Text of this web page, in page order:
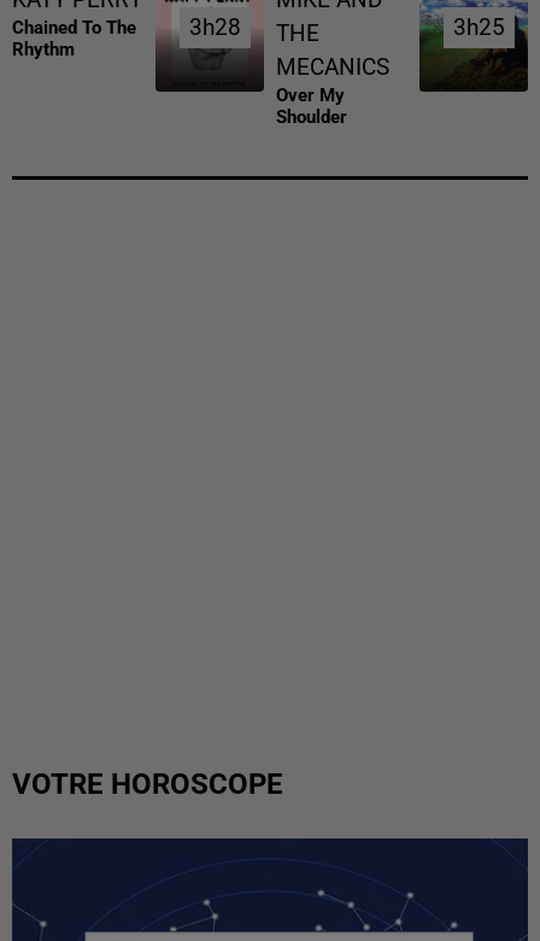
Chained To The
Rhythm
3h28
3h28
THE
MECANICS
Over My
Shoulder
3h25
3h25
VOTRE HOROSCOPE